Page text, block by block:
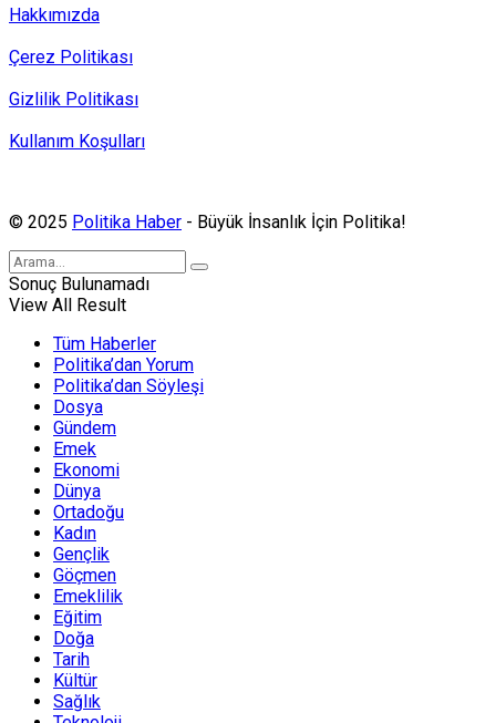
Hakkımızda
Çerez Politikası
Gizlilik Politikası
Kullanım Koşulları
© 2025 Politika Haber - Büyük İnsanlık İçin Politika!
Sonuç Bulunamadı
View All Result
Tüm Haberler
Politika’dan Yorum
Politika’dan Söyleşi
Dosya
Gündem
Emek
Ekonomi
Dünya
Ortadoğu
Kadın
Gençlik
Göçmen
Emeklilik
Eğitim
Doğa
Tarih
Kültür
Sağlık